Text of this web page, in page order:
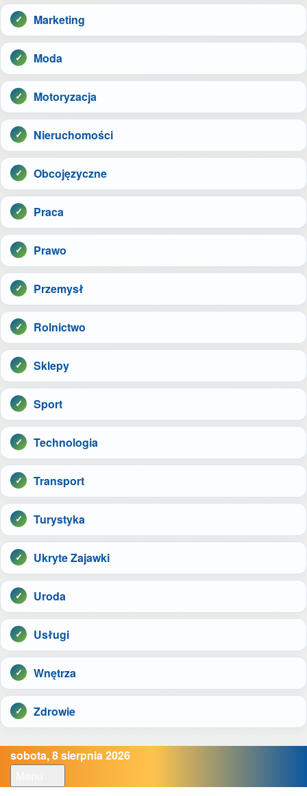
Marketing
Moda
Motoryzacja
Nieruchomości
Obcojęzyczne
Praca
Prawo
Przemysł
Rolnictwo
Sklepy
Sport
Technologia
Transport
Turystyka
Ukryte Zajawki
Uroda
Usługi
Wnętrza
Zdrowie
sobota, 8 sierpnia 2026